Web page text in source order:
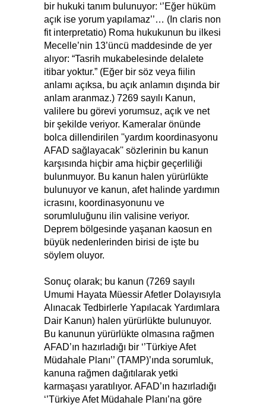
bir hukuki tanım bulunuyor: ‘’Eğer hüküm
açık ise yorum yapılamaz’’… (In claris non
fit interpretatio) Roma hukukunun bu ilkesi
Mecelle’nin 13’üncü maddesinde de yer
alıyor: “Tasrih mukabelesinde delalete
itibar yoktur.” (Eğer bir söz veya fiilin
anlamı açıksa, bu açık anlamın dışında bir
anlam aranmaz.) 7269 sayılı Kanun,
valilere bu görevi yorumsuz, açık ve net
bir şekilde veriyor. Kameralar önünde
bolca dillendirilen ''yardım koordinasyonu
AFAD sağlayacak'' sözlerinin bu kanun
karşısında hiçbir ama hiçbir geçerliliği
bulunmuyor. Bu kanun halen yürürlükte
bulunuyor ve kanun, afet halinde yardımın
icrasını, koordinasyonunu ve
sorumluluğunu ilin valisine veriyor.
Deprem bölgesinde yaşanan kaosun en
büyük nedenlerinden birisi de işte bu
söylem oluyor.
Sonuç olarak; bu kanun (7269 sayılı
Umumi Hayata Müessir Afetler Dolayısıyla
Alınacak Tedbirlerle Yapılacak Yardımlara
Dair Kanun) halen yürürlükte bulunuyor.
Bu kanunun yürürlükte olmasına rağmen
AFAD’ın hazırladığı bir ‘’Türkiye Afet
Müdahale Planı’’ (TAMP)’ında sorumluk,
kanuna rağmen dağıtılarak yetki
karmaşası yaratılıyor. AFAD’ın hazırladığı
‘’Türkiye Afet Müdahale Planı’na göre